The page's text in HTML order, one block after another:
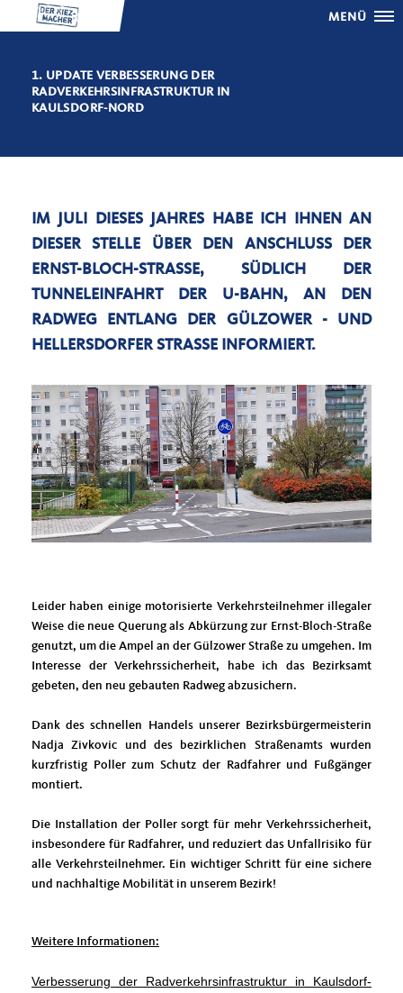
MENÜ
1. UPDATE VERBESSERUNG DER
RADVERKEHRSINFRASTRUKTUR IN
KAULSDORF-NORD
IM JULI DIESES JAHRES HABE ICH IHNEN AN
DIESER STELLE ÜBER DEN ANSCHLUSS DER
ERNST-BLOCH-STRASSE, SÜDLICH DER T
UNNELEINFAHRT DER U-BAHN, AN DEN R
ADWEG ENTLANG DER GÜLZOWER - UND H
ELLERSDORFER STRASSE INFORMIERT.
Leider haben einige motorisierte Verkehrsteilnehmer illegaler
Weise die neue Querung als Abkürzung zur Ernst-Bloch-Straße
genutzt, um die Ampel an der Gülzower Straße zu umgehen. Im
Interesse der Verkehrssicherheit, habe ich das Bezirksamt
gebeten, den neu gebauten Radweg abzusichern.
Dank des schnellen Handels unserer Bezirksbürgermeisterin
Nadja Zivkovic und des bezirklichen Straßenamts wurden
kurzfristig Poller zum Schutz der Radfahrer und Fußgänger
montiert.
Die Installation der Poller sorgt für mehr Verkehrssicherheit,
insbesondere für Radfahrer, und reduziert das Unfallrisiko für
alle Verkehrsteilnehmer. Ein wichtiger Schritt für eine sichere
und nachhaltige Mobilität in unserem Bezirk!
Weitere Informationen:
Verbesserung der Radverkehrsinfrastruktur in Kaulsdorf-